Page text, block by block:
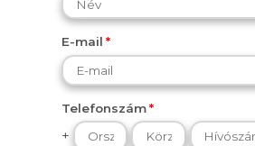
E-mail
Telefonszám
+